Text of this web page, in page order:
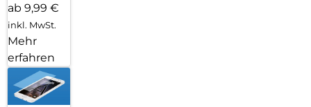
ab 9,99 €
inkl. MwSt.
Mehr
erfahren